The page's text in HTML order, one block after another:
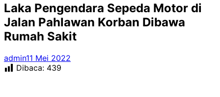
Laka Pengendara Sepeda Motor di
Jalan Pahlawan Korban Dibawa
Rumah Sakit
admin11 Mei 2022
Dibaca: 439